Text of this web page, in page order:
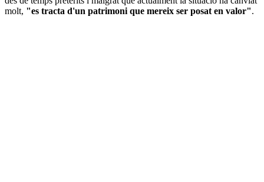
molt, "es tracta d'un patrimoni que mereix ser posat en valor".